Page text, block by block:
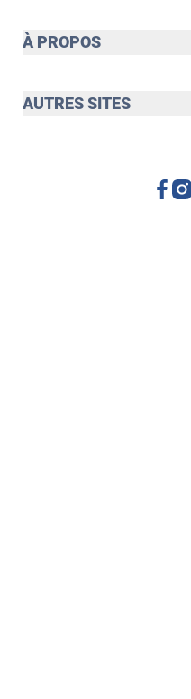
À PROPOS
AUTRES SITES